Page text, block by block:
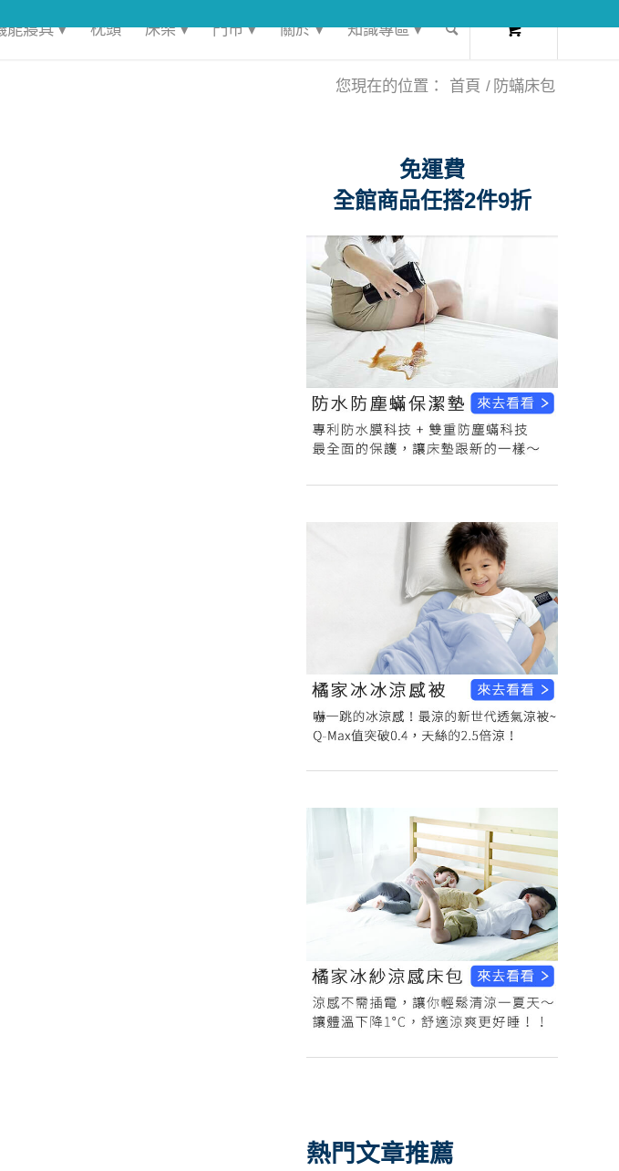
能寢具 ▾ 枕頭 床架 ▾ 門市 ▾ 關於 ▾ 知識專區 ▾
您現在的位置： 首頁 / 防蟎床包
免運費
全館商品任搭2件9折
熱門文章推薦